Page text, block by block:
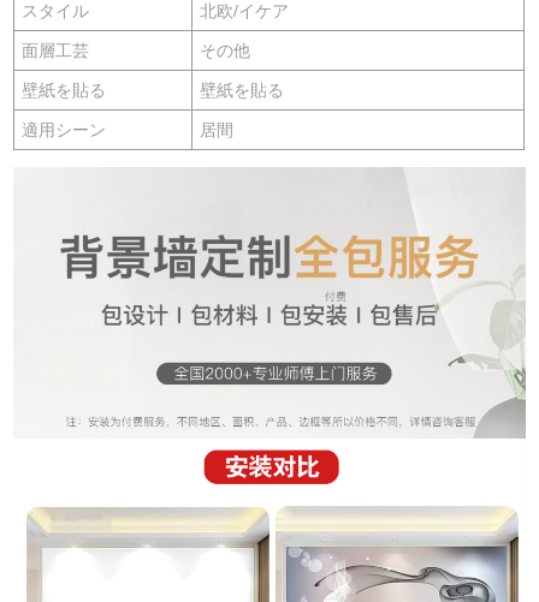
スタイル 北欧/イケア
面層工芸 その他
壁紙を貼る 壁紙を貼る
適用シーン 居間